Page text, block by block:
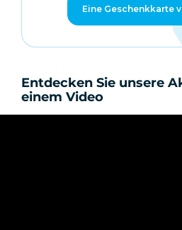
Eine Geschenkkarte
Entdecken Sie unsere
einem Video